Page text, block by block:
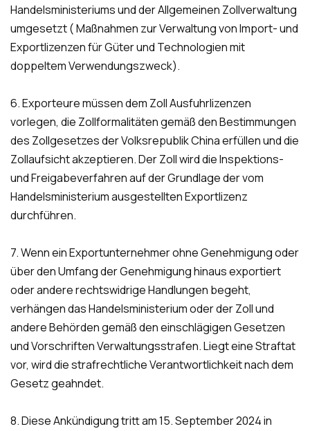
Handelsministeriums und der Allgemeinen Zollverwaltung
umgesetzt ( Maßnahmen zur Verwaltung von Import- und
Exportlizenzen für Güter und Technologien mit
doppeltem Verwendungszweck).
6. Exporteure müssen dem Zoll Ausfuhrlizenzen
vorlegen, die Zollformalitäten gemäß den Bestimmungen
des Zollgesetzes der Volksrepublik China erfüllen und die
Zollaufsicht akzeptieren. Der Zoll wird die Inspektions-
und Freigabeverfahren auf der Grundlage der vom
Handelsministerium ausgestellten Exportlizenz
durchführen.
7. Wenn ein Exportunternehmer ohne Genehmigung oder
über den Umfang der Genehmigung hinaus exportiert
oder andere rechtswidrige Handlungen begeht,
verhängen das Handelsministerium oder der Zoll und
andere Behörden gemäß den einschlägigen Gesetzen
und Vorschriften Verwaltungsstrafen. Liegt eine Straftat
vor, wird die strafrechtliche Verantwortlichkeit nach dem
Gesetz geahndet.
8. Diese Ankündigung tritt am 15. September 2024 in